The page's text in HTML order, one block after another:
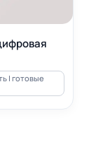
| готовые